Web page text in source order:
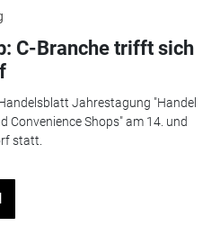
C-Branche trifft sich
Jahrestagung "Handel
Convenience Shops" am 14. und
statt.